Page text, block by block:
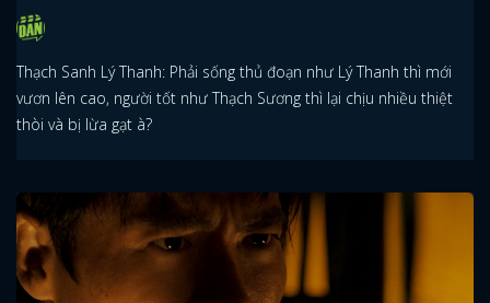
Thạch Sanh Lý Thanh: Phải sống thủ đoạn như Lý Thanh thì mới
vươn lên cao, người tốt như Thạch Sương thì lại chịu nhiều thiệt
thòi và bị lừa gạt à?